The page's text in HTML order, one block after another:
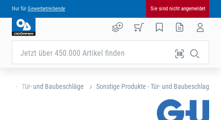
Nur für Gewerbetreibende Sie sind nicht angemeldet
Jetzt über 450.000 Artikel finden
Tür- und Baubeschläge Sonstige Produkte - Tür- und Baubeschlag